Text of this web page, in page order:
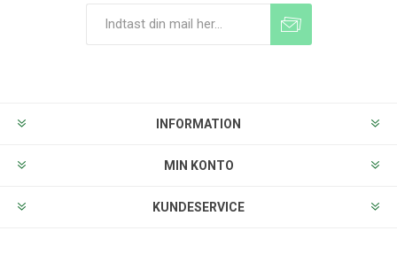
INFORMATION
MIN KONTO
KUNDESERVICE